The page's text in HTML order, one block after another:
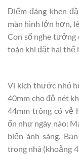
Điểm đáng khen
màn hình lớn hơn,
Con số nghe tưởng
toàn khi đặt hai thế
Vì kích thước nhỏ
40mm cho độ nét
44mm trông có vẻ
ổn như ngày nào:
biến ánh sáng.
trong nhà (khoảng